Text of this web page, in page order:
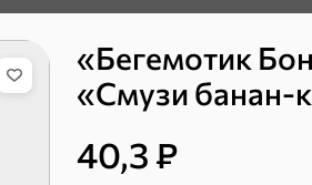
«Бегемотик
«Смузи банан-
40,3 ₽
Печенье